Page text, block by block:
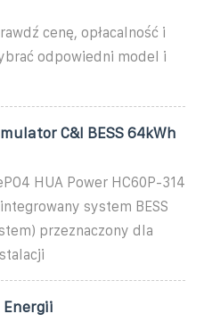
cenę, opłacalność i
odpowiedni model i
C&I BESS 64kWh
HUA Power HC60P-314
system BESS
przeznaczony dla
Energii